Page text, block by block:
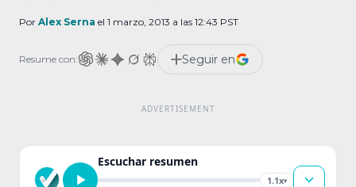
una versión beta tan cerrada que
tener acceso a ella, la red social se enfila a
una nueva presentación. Hace apenas […]
Por Alex Serna el 1 marzo, 2013 a las 12:43 PST
Resume con: Seguir en
Escuchar resumen
1.1x▾